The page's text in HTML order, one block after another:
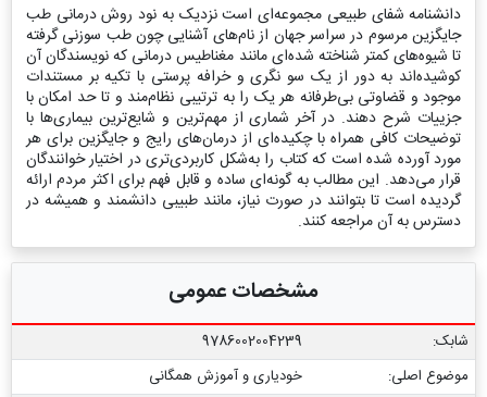
دانشنامه شفای طبیعی مجموعه‌ای است نزدیک به نود روش درمانی طب
جایگزین مرسوم در سراسر جهان از نام‌های آشنایی چون طب سوزنی گرفته
تا شیوه‌های کمتر شناخته شده‌ای مانند مغناطیس درمانی که نویسندگان آن
کوشیده‌اند به دور از یک سو نگری و خرافه پرستی با تکیه بر مستندات
موجود و قضاوتی بی‌طرفانه هر یک را به ترتیبی نظام‌مند و تا حد امکان با
جزییات شرح دهند. در آخر شماری از مهم‌ترین و شایع‌ترین بیماری‌ها با
توضیحات کافی همراه با چکیده‌ای از درمان‌های رایج و جایگزین برای هر
مورد آورده شده است که کتاب را به‌شکل کاربردی‌تری در اختیار خوانندگان
قرار می‌دهد. این مطالب به گونه‌ای ساده و قابل فهم برای اکثر مردم ارائه
گردیده است تا بتوانند در صورت نیاز، مانند طبیبی دانشمند و همیشه در
دسترس به آن مراجعه کنند.
مشخصات عمومی
شابک:
9786002004239
موضوع اصلی:
خودیاری و آموزش همگانی